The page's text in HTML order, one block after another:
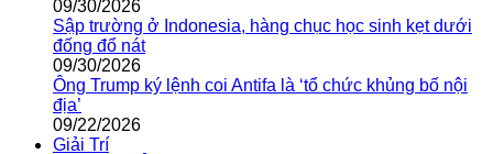
09/30/2026
Sập trường ở Indonesia, hàng chục học sinh kẹt dưới
đống đổ nát
09/30/2026
Ông Trump ký lệnh coi Antifa là ‘tổ chức khủng bố nội
địa’
09/22/2026
Giải Trí